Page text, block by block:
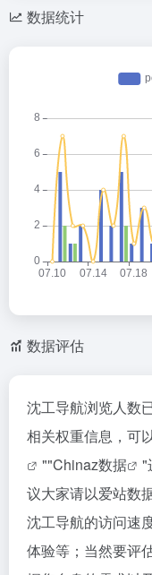
数据统计
数据评估
沈工导航浏览人数
相关权重信息，可
""Chinaz数据
"
议大家请以爱站数
沈工导航的访问速
体验等；当然要评